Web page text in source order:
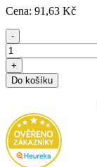
Cena: 91 ,63 Kč
-
+
Do košíku